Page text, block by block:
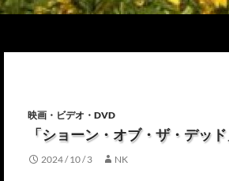
映画・ビデオ・DVD
「ショーン・オブ・ザ・デッド
2024 / 10 / 3 NK